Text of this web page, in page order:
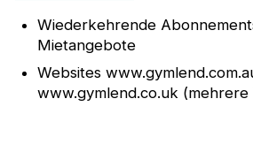
Wiederkehrende
Mietangebote
Websites
www.gymlend.co.uk (mehrere